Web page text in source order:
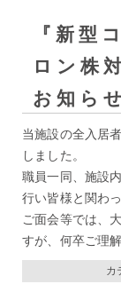
『新型
ロン株
お知ら
当施設の全入居
しました。
職員一同、施設
行い皆様と関わ
ご面会等では、
すが、何卒ご理
カ